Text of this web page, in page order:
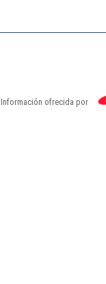
Información ofrecida por